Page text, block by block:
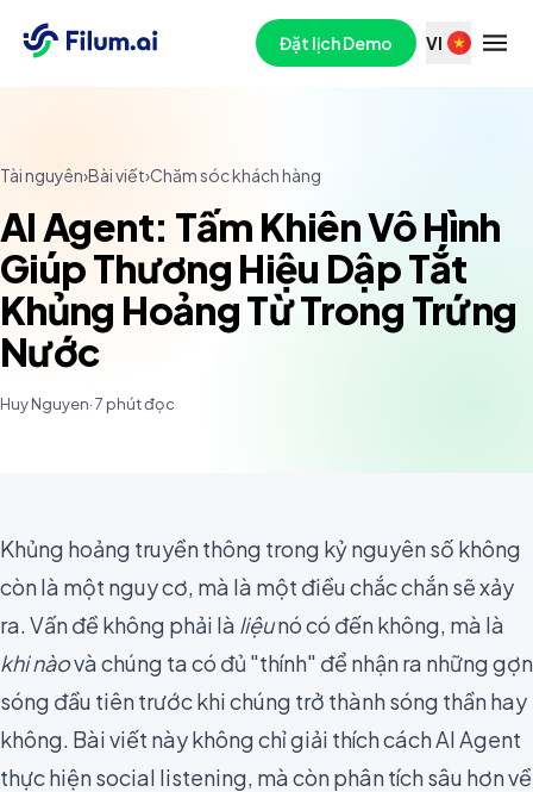
Đặt lịch Demo VI
Tài nguyên›Bài viết›Chăm sóc khách hàng
AI Agent: Tấm Khiên Vô Hình
Giúp Thương Hiệu Dập Tắt
Khủng Hoảng Từ Trong Trứng
Nước
Huy Nguyen·7 phút đọc
Khủng hoảng truyền thông trong kỷ nguyên số không
còn là một nguy cơ, mà là một điều chắc chắn sẽ xảy
ra. Vấn đề không phải là liệunó có đến không, mà là
khi nàovà chúng ta có đủ "thính" để nhận ra những gợn
sóng đầu tiên trước khi chúng trở thành sóng thần hay
không. Bài viết này không chỉ giải thích cách AI Agent
thực hiện social listening, mà còn phân tích sâu hơn về